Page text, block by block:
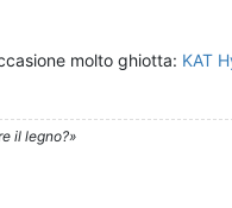
molto ghiotta: KAT
il legno?»